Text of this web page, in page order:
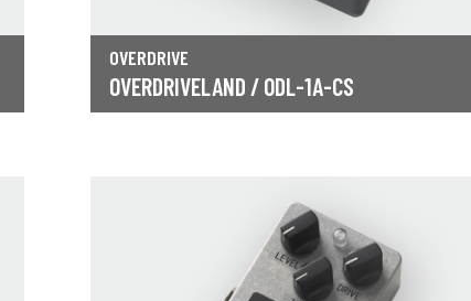
OVERDRIVE
OVERDRIVELAND / ODL-1A-CS